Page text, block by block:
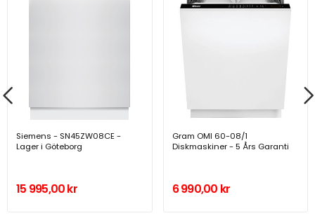
Siemens - SN45ZW08CE -
Lager i Göteborg
15 995,00 kr
Gram OMI 60-08/1
Diskmaskiner - 5 Års Garanti
6 990,00 kr